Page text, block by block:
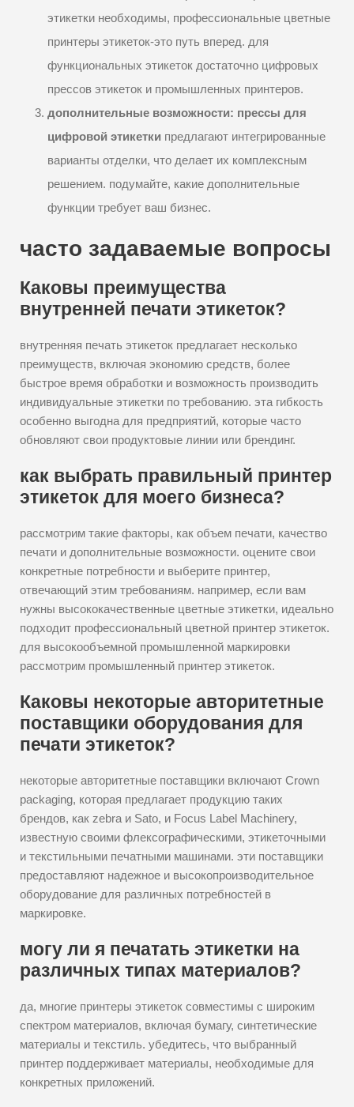
этикетки необходимы, профессиональные цветные
принтеры этикеток-это путь вперед. для
функциональных этикеток достаточно цифровых
прессов этикеток и промышленных принтеров.
дополнительные возможности: прессы для
цифровой этикетки предлагают интегрированные
варианты отделки, что делает их комплексным
решением. подумайте, какие дополнительные
функции требует ваш бизнес.
часто задаваемые вопросы
Каковы преимущества
внутренней печати этикеток?
внутренняя печать этикеток предлагает несколько
преимуществ, включая экономию средств, более
быстрое время обработки и возможность производить
индивидуальные этикетки по требованию. эта гибкость
особенно выгодна для предприятий, которые часто
обновляют свои продуктовые линии или брендинг.
как выбрать правильный принтер
этикеток для моего бизнеса?
рассмотрим такие факторы, как объем печати, качество
печати и дополнительные возможности. оцените свои
конкретные потребности и выберите принтер,
отвечающий этим требованиям. например, если вам
нужны высококачественные цветные этикетки, идеально
подходит профессиональный цветной принтер этикеток.
для высокообъемной промышленной маркировки
рассмотрим промышленный принтер этикеток.
Каковы некоторые авторитетные
поставщики оборудования для
печати этикеток?
некоторые авторитетные поставщики включают Crown
packaging, которая предлагает продукцию таких
брендов, как zebra и Sato, и Focus Label Machinery,
известную своими флексографическими, этикеточными
и текстильными печатными машинами. эти поставщики
предоставляют надежное и высокопроизводительное
оборудование для различных потребностей в
маркировке.
могу ли я печатать этикетки на
различных типах материалов?
да, многие принтеры этикеток совместимы с широким
спектром материалов, включая бумагу, синтетические
материалы и текстиль. убедитесь, что выбранный
принтер поддерживает материалы, необходимые для
конкретных приложений.